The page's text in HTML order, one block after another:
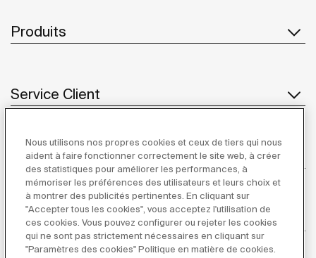
Produits
Service Client
À propos de Roca
Inspiration
Suivez-nous
Nous utilisons nos propres cookies et ceux de tiers qui nous
aident à faire fonctionner correctement le site web, à créer
des statistiques pour améliorer les performances, à
mémoriser les préférences des utilisateurs et leurs choix et
à montrer des publicités pertinentes. En cliquant sur
"Accepter tous les cookies", vous acceptez l'utilisation de
ces cookies. Vous pouvez configurer ou rejeter les cookies
qui ne sont pas strictement nécessaires en cliquant sur
"Paramètres des cookies" Politique en matière de cookies.